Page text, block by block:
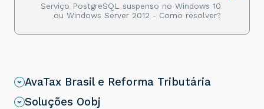
Serviço PostgreSQL suspenso no Windows 10
ou Windows Server 2012 - Como resolver?
AvaTax Brasil e Reforma Tributária
Soluções Oobj